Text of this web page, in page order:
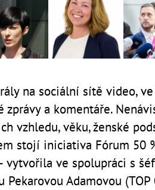
na sociální sítě video,
zprávy a komentáře.
vzhledu, věku, ženské
stojí iniciativa Fórum 50
vytvořila ve spolupráci s
Pekarovou Adamovou (TOP